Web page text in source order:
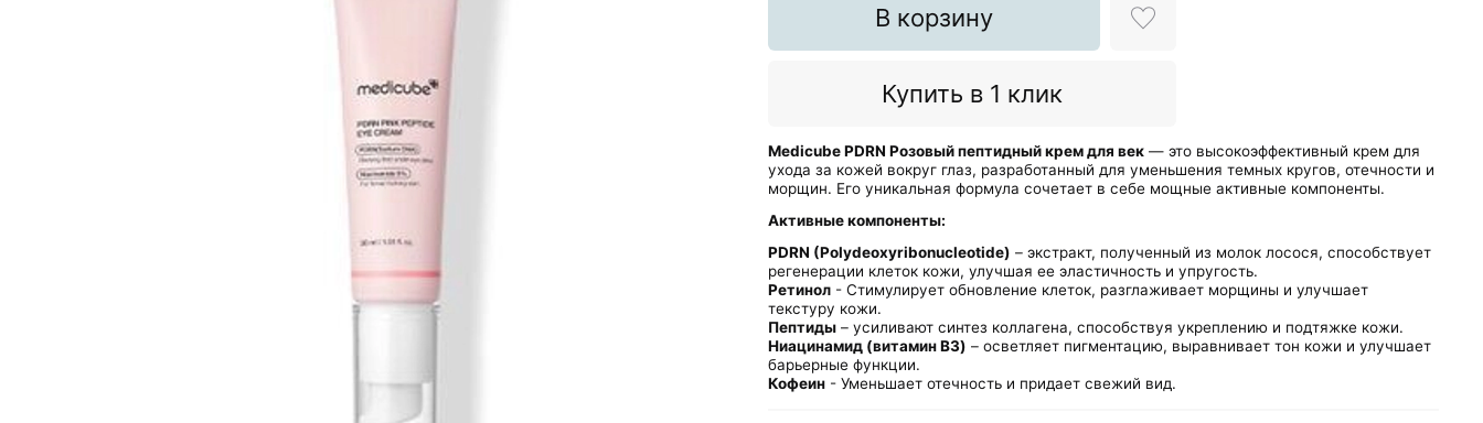
В корзину
Купить в 1 клик
Medicube PDRN Розовый пептидный крем для век — это высокоэффективный крем для
ухода за кожей вокруг глаз, разработанный для уменьшения темных кругов, отечности и
морщин. Его уникальная формула сочетает в себе мощные активные компоненты.
Активные компоненты:
PDRN (Polydeoxyribonucleotide) – экстракт, полученный из молок лосося, способствует
регенерации клеток кожи, улучшая ее эластичность и упругость.​
Ретинол - Стимулирует обновление клеток, разглаживает морщины и улучшает
текстуру кожи.
Пептиды – усиливают синтез коллагена, способствуя укреплению и подтяжке кожи.​
Ниацинамид (витамин B3) – осветляет пигментацию, выравнивает тон кожи и улучшает
барьерные функции.​
Кофеин - Уменьшает отечность и придает свежий вид.